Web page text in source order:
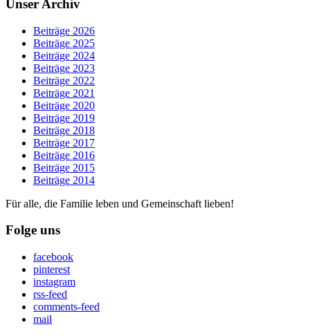
Unser Archiv
Beiträge 2026
Beiträge 2025
Beiträge 2024
Beiträge 2023
Beiträge 2022
Beiträge 2021
Beiträge 2020
Beiträge 2019
Beiträge 2018
Beiträge 2017
Beiträge 2016
Beiträge 2015
Beiträge 2014
Für alle, die Familie leben und Gemeinschaft lieben!
Folge uns
facebook
pinterest
instagram
rss-feed
comments-feed
mail